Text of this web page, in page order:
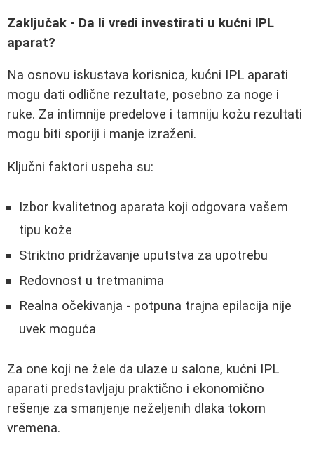
Zaključak - Da li vredi investirati u kućni IPL
aparat?
Na osnovu iskustava korisnica, kućni IPL aparati
mogu dati odlične rezultate, posebno za noge i
ruke. Za intimnije predelove i tamniju kožu rezultati
mogu biti sporiji i manje izraženi.
Ključni faktori uspeha su:
Izbor kvalitetnog aparata koji odgovara vašem
tipu kože
Striktno pridržavanje uputstva za upotrebu
Redovnost u tretmanima
Realna očekivanja - potpuna trajna epilacija nije
uvek moguća
Za one koji ne žele da ulaze u salone, kućni IPL
aparati predstavljaju praktično i ekonomično
rešenje za smanjenje neželjenih dlaka tokom
vremena.